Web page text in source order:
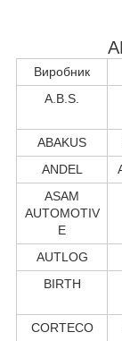
Виробник
A.B.S.
ABAKUS
ANDEL
ASAM
AUTOMOTIV
E
AUTLOG
BIRTH
CORTECO